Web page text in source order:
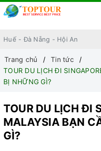
Trang chủ
Tin tức
TOUR DU LỊCH ĐI
BỊ NHỮNG GÌ?
TOUR DU LỊCH ĐI
MALAYSIA BẠN
GÌ?